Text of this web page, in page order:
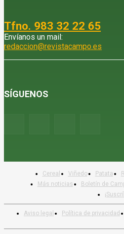
Tfno. 983 32 22 65
Envíanos un mail:
redaccion@revistacampo.es
SÍGUENOS
Aviso legal Política de privacidad
Cereal Viñedo Patata
Más noticias
Boletín de